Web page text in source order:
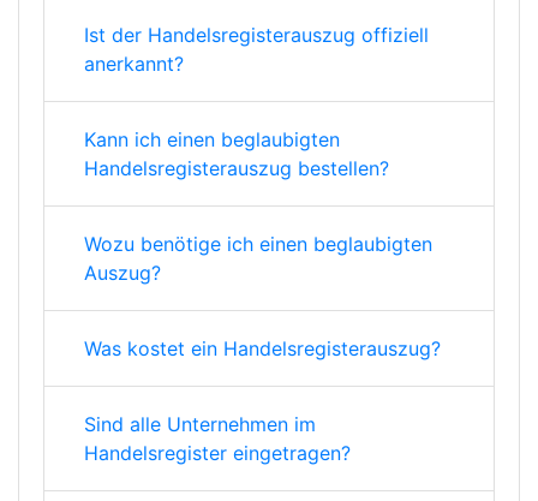
Ist der Handelsregisterauszug offiziell
anerkannt?
Kann ich einen beglaubigten
Handelsregisterauszug bestellen?
Wozu benötige ich einen beglaubigten
Auszug?
Was kostet ein Handelsregisterauszug?
Sind alle Unternehmen im
Handelsregister eingetragen?